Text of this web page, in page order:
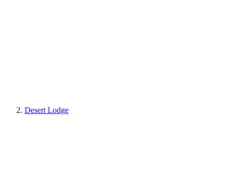
Desert Lodge